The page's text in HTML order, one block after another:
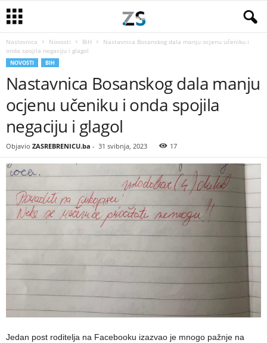
Naslovnica Novosti BiH
Nastavnica Bosanskog dala manju ocjenu učeniku i
onda spojila negaciju i glagol
NOVOSTI BIH
Nastavnica Bosanskog dala manju
ocjenu učeniku i onda spojila
negaciju i glagol
Objavio ZASREBRENICU.ba - 31 svibnja, 2023 17
Jedan post roditelja na Facebooku izazvao je mnogo pažnje na